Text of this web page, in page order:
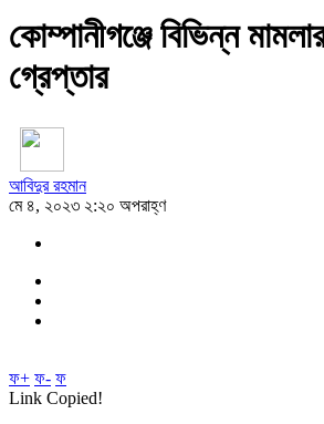
কোম্পানীগঞ্জে বিভিন্ন
গ্রেপ্তার
আবিদুর রহমান
মে ৪, ২০২৩ ২:২০ অপরাহ্ণ
ফ+ ফ- ফ
Link Copied!